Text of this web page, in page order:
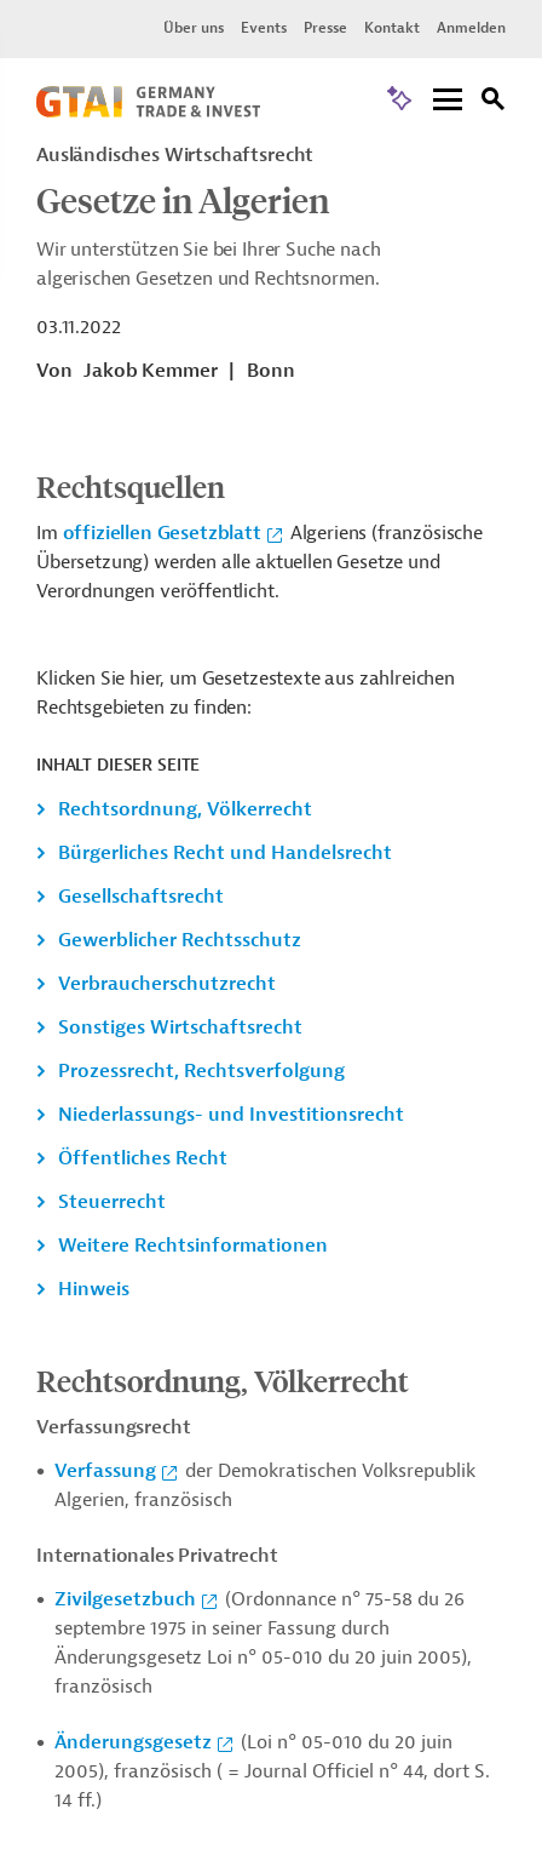
Über uns Events Presse Kontakt Anmelden
Ausländisches Wirtschaftsrecht
Gesetze in Algerien
Wir unterstützen Sie bei Ihrer Suche nach
algerischen Gesetzen und Rechtsnormen.
03.11.2022
Von Jakob Kemmer Bonn
Rechtsquellen
Im offiziellen Gesetzblatt
Algeriens (französische
Übersetzung) werden alle aktuellen Gesetze und
Verordnungen veröffentlicht.
Klicken Sie hier, um Gesetzestexte aus zahlreichen
Rechtsgebieten zu finden:
INHALT DIESER SEITE
Rechtsordnung, Völkerrecht
Bürgerliches Recht und Handelsrecht
Gesellschaftsrecht
Gewerblicher Rechtsschutz
Verbraucherschutzrecht
Sonstiges Wirtschaftsrecht
Prozessrecht, Rechtsverfolgung
Niederlassungs- und Investitionsrecht
Öffentliches Recht
Steuerrecht
Weitere Rechtsinformationen
Hinweis
Rechtsordnung, Völkerrecht
Verfassungsrecht
Verfassung
der Demokratischen Volksrepublik
Algerien, französisch
Internationales Privatrecht
Zivilgesetzbuch
(Ordonnance n° 75-58 du 26
septembre 1975 in seiner Fassung durch
Änderungsgesetz Loi n° 05-010 du 20 juin 2005),
französisch
Änderungsgesetz
(Loi n° 05-010 du 20 juin
2005), französisch ( = Journal Officiel n° 44, dort S.
14 ff.)